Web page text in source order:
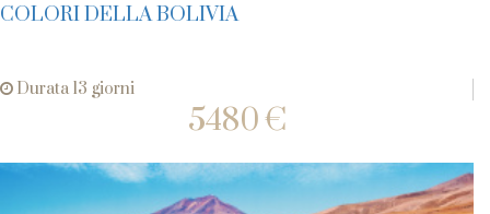
COLORI DELLA BOLIVIA
Durata 13 giorni
5480 €